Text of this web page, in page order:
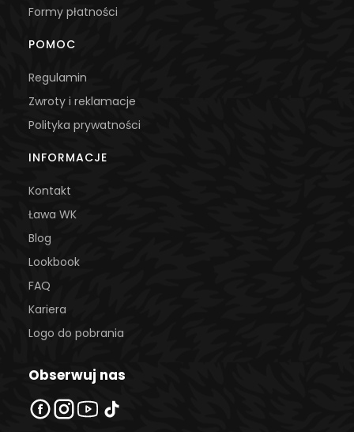
Formy płatności
POMOC
Regulamin
Zwroty i reklamacje
Polityka prywatności
INFORMACJE
Kontakt
Ława WK
Blog
Lookbook
FAQ
Kariera
Logo do pobrania
Obserwuj nas